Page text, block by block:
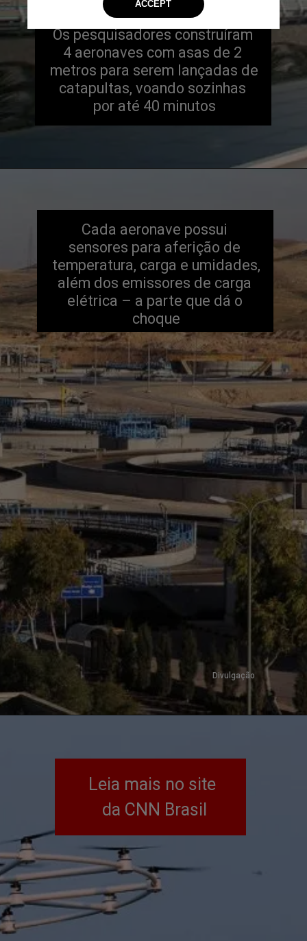
Os pesquisadores construíram
4 aeronaves com asas de 2
metros para serem lançadas de
catapultas, voando sozinhas
por até 40 minutos
Cada aeronave possui
sensores para aferição de
temperatura, carga e umidades,
além dos emissores de carga
elétrica – a parte que dá o
choque
Divulgação
Leia mais no site
da CNN Brasil